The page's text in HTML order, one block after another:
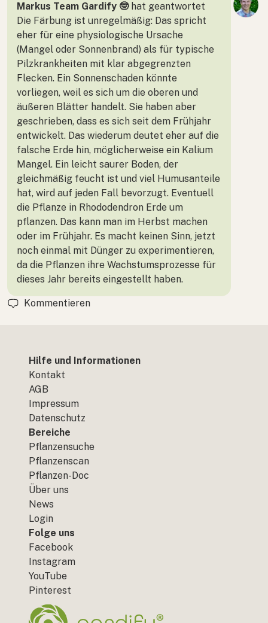
Markus Team Gardify 🤓hat geantwortet
Die Färbung ist unregelmäßig: Das spricht
eher für eine physiologische Ursache
(Mangel oder Sonnenbrand) als für typische
Pilzkrankheiten mit klar abgegrenzten
Flecken. Ein Sonnenschaden könnte
vorliegen, weil es sich um die oberen und
äußeren Blätter handelt. Sie haben aber
geschrieben, dass es sich seit dem Frühjahr
entwickelt. Das wiederum deutet eher auf die
falsche Erde hin, möglicherweise ein Kalium
Mangel. Ein leicht saurer Boden, der
gleichmäßig feucht ist und viel Humusanteile
hat, wird auf jeden Fall bevorzugt. Eventuell
die Pflanze in Rhododendron Erde um
pflanzen. Das kann man im Herbst machen
oder im Frühjahr. Es macht keinen Sinn, jetzt
noch einmal mit Dünger zu experimentieren,
da die Pflanzen ihre Wachstumsprozesse für
dieses Jahr bereits eingestellt haben.
Kommentieren
Hilfe und Informationen
Kontakt
AGB
Impressum
Datenschutz
Bereiche
Pflanzensuche
Pflanzenscan
Pflanzen-Doc
Über uns
News
Login
Folge uns
Facebook
Instagram
YouTube
Pinterest